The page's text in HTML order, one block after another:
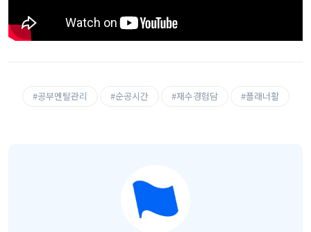
#공부멘탈관리 #순공시간 #재수경험담 #플래너활